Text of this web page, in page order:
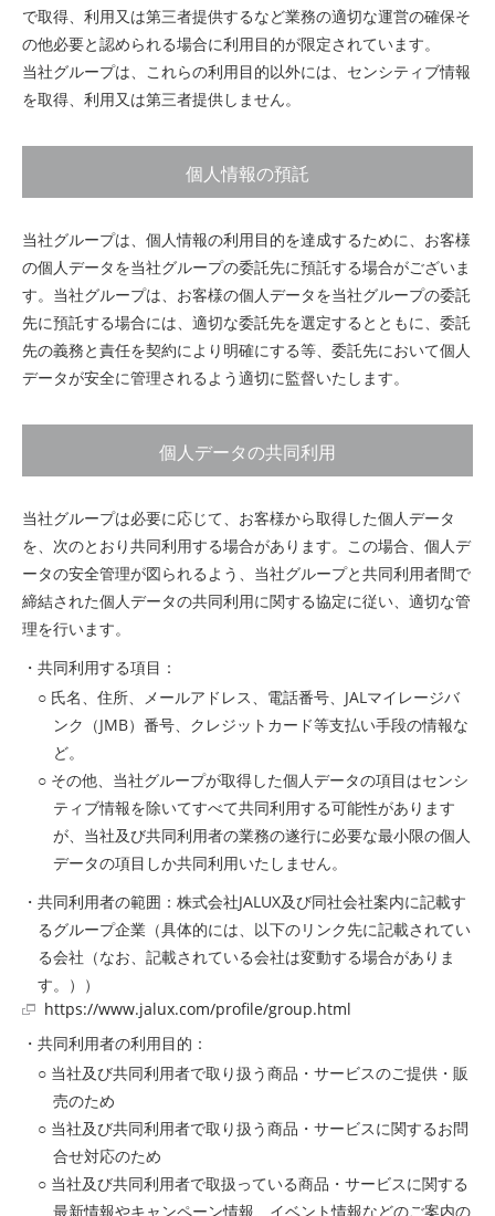
で取得、利用又は第三者提供するなど業務の適切な運営の確保そ
の他必要と認められる場合に利用目的が限定されています。
当社グループは、これらの利用目的以外には、センシティブ情報
を取得、利用又は第三者提供しません。
個人情報の預託
当社グループは、個人情報の利用目的を達成するために、お客様
の個人データを当社グループの委託先に預託する場合がございま
す。当社グループは、お客様の個人データを当社グループの委託
先に預託する場合には、適切な委託先を選定するとともに、委託
先の義務と責任を契約により明確にする等、委託先において個人
データが安全に管理されるよう適切に監督いたします。
個人データの共同利用
当社グループは必要に応じて、お客様から取得した個人データ
を、次のとおり共同利用する場合があります。この場合、個人デ
ータの安全管理が図られるよう、当社グループと共同利用者間で
締結された個人データの共同利用に関する協定に従い、適切な管
理を行います。
・共同利用する項目：
○ 氏名、住所、メールアドレス、電話番号、JALマイレージバ
ンク（JMB）番号、クレジットカード等支払い手段の情報な
ど。
○ その他、当社グループが取得した個人データの項目はセンシ
ティブ情報を除いてすべて共同利用する可能性があります
が、当社及び共同利用者の業務の遂行に必要な最小限の個人
データの項目しか共同利用いたしません。
・共同利用者の範囲：株式会社JALUX及び同社会社案内に記載す
るグループ企業（具体的には、以下のリンク先に記載されてい
る会社（なお、記載されている会社は変動する場合がありま
す。））
https://www.jalux.com/profile/group.html
・共同利用者の利用目的：
○ 当社及び共同利用者で取り扱う商品・サービスのご提供・販
売のため
○ 当社及び共同利用者で取り扱う商品・サービスに関するお問
合せ対応のため
○ 当社及び共同利用者で取扱っている商品・サービスに関する
最新情報やキャンペーン情報、イベント情報などのご案内の